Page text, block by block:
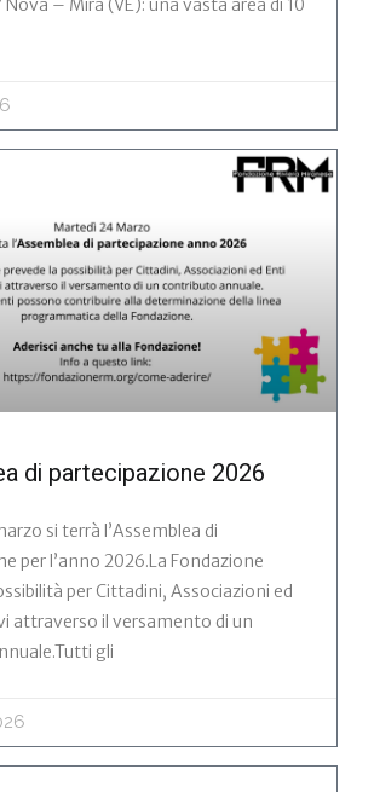
di partecipazione 2026
si terrà l’Assemblea di
per l’anno 2026.La Fondazione
per Cittadini, Associazioni ed
attraverso il versamento di un
gli